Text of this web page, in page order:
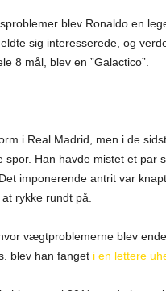
blev Ronaldo en
sig interesserede, og
8 mål, blev en ”Galactico”.
i Real Madrid, men i de
Han havde mistet et par
imponerende antrit var
rykke rundt på.
vægtproblemerne blev
blev han fanget i en lettere